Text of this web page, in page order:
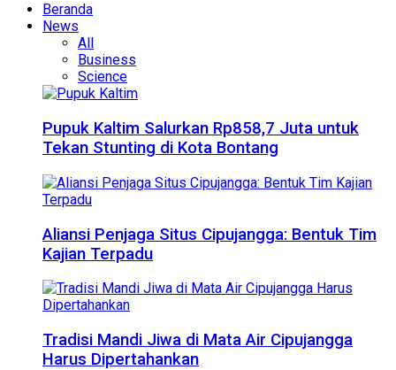
Beranda
News
All
Business
Science
Pupuk Kaltim Salurkan Rp858,7 Juta untuk
Tekan Stunting di Kota Bontang
Aliansi Penjaga Situs Cipujangga: Bentuk Tim
Kajian Terpadu
Tradisi Mandi Jiwa di Mata Air Cipujangga
Harus Dipertahankan